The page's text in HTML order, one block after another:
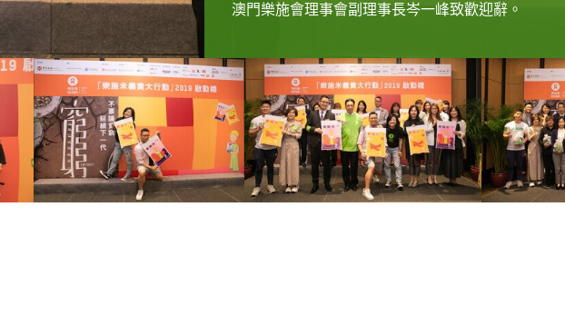
澳門樂施會理事會副理事長岑一峰致歡迎辭。
力。
力。
款小王子樂施米包，呼籲大家支持貧困小農。
眾嘉賓呼籲大家支持本周末（18日及19日）於澳門